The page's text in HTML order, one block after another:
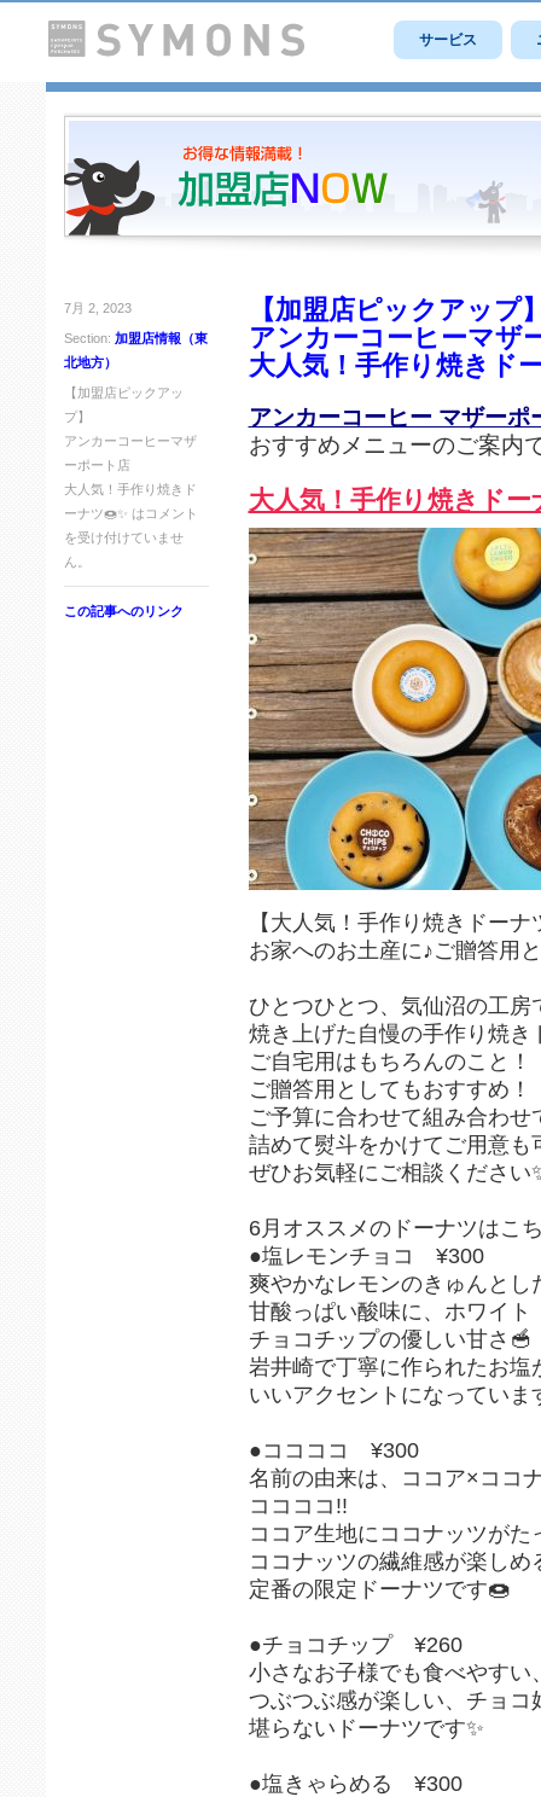
サービス
7月 2, 2023
Section: 加盟店情報（東
北地方）
【加盟店ピックアッ
プ】
アンカーコーヒーマザ
ーポート店
大人気！手作り焼きド
ーナツ🍩✨ は コメント
を受け付けていませ
ん。
この記事へのリンク
【加盟店ピックアップ
アンカーコーヒーマザ
大人気！手作り焼きド
アンカーコーヒー マザーポ
おすすめメニューのご案内
大人気！手作り焼きドー
【大人気！手作り焼きドーナ
お家へのお土産に♪ご贈答用
ひとつひとつ、気仙沼の工房
焼き上げた自慢の手作り焼き
ご自宅用はもちろんのこと！⁡
⁡ご贈答用としてもおすすめ！⁡
ご予算に合わせて組み合わせ
詰めて熨斗をかけてご用意も
ぜひお気軽にご相談ください
⁡6月オススメのドーナツはこ
●塩レモンチョコ ¥300
爽やかなレモンのきゅんとし
甘酸っぱい酸味に、ホワイト
チョコチップの優しい甘さ🥣
岩井崎で丁寧に作られたお塩
いいアクセントになっていま
●ココココ ¥300
名前の由来は、ココア×ココ
ココココ!!
ココア生地にココナッツがた
ココナッツの繊維感が楽しめ
定番の限定ドーナツです🍩
●チョコチップ ¥260
小さなお子様でも食べやすい
つぶつぶ感が楽しい、チョコ
堪らないドーナツです✨⁡
⁡●塩きゃらめる ¥300